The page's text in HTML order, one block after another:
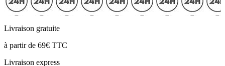
Livraison gratuite
à partir de 69€ TTC
Livraison express